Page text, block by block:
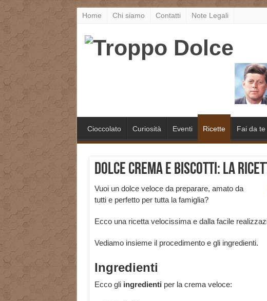
Home Chi siamo Contatti Note Legali
Cioccolato Curiosità Eventi Ricette Fai da te
Dolce crema e biscotti: la
Vuoi un dolce veloce da preparare, amato da
tutti e perfetto per tutta la famiglia?
Ecco una ricetta velocissima e dalla facile
Vediamo insieme il procedimento e gli ingredienti.
Ingredienti
Ecco gli ingredienti per la crema veloce: